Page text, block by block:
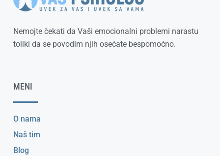
Nemojte čekati da Vaši emocionalni problemi narastu
toliki da se povodim njih osećate bespomoćno.
MENI
O nama
Naš tim
Blog